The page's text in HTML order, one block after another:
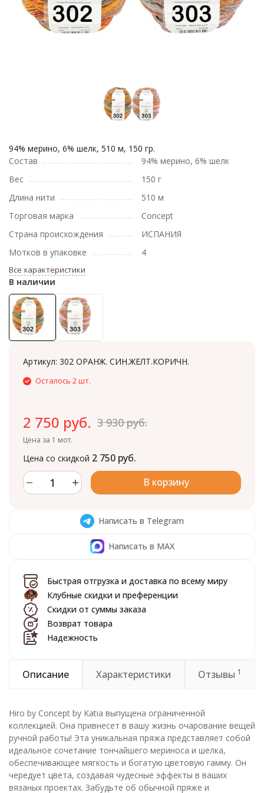
94% мерино, 6% шелк, 510 м, 150 гр.
Состав
94% мерино, 6% шелк
Вес
150 г
Длина нити
510 м
Торговая марка
Concept
Страна происхождения
ИСПАНИЯ
Мотков в упаковке
4
Все характеристики
В наличии
Артикул: 302 ОРАНЖ. СИН.ЖЕЛТ.КОРИЧН.
Осталось 2 шт.
2 750 руб. 3 930 руб.
Цена за 1 мот.
Цена со скидкой 2 750 руб.
В корзину
Написать в Telegram
Написать в MAX
Быстрая отгрузка и доставка по всему миру
Клубные скидки и преференции
Скидки от суммы заказа
Возврат товара
Надежность
Описание Характеристики Отзывы 1
Hiro by Concept by Katia выпущена ограниченной
коллекцией. Она привнесет в вашу жизнь очарование вещей
ручной работы! Эта уникальная пряжа представляет собой
идеальное сочетание тончайшего мериноса и шелка,
обеспечивающее мягкость и богатую цветовую гамму. Он
чередует цвета, создавая чудесные эффекты в ваших
вязаных проектах. Забудьте об обычной пряже и